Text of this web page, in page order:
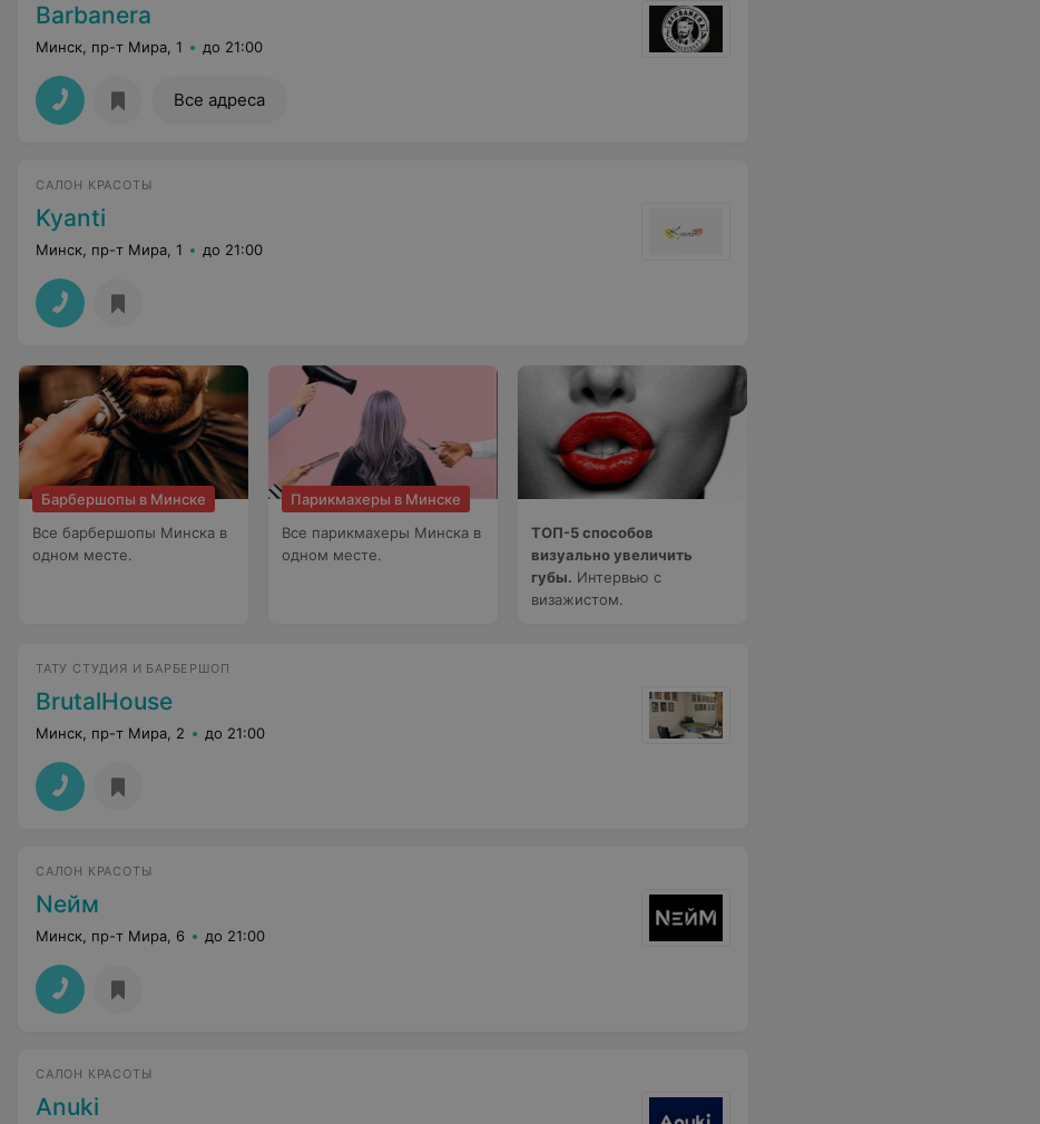
Barbanera
Минск, пр-т Мира, 1 до 21:00
Все адреса
САЛОН КРАСОТЫ
Kyanti
Минск, пр-т Мира, 1 до 21:00
Барбершопы в Минске
Все барбершопы Минска в
одном месте.
Парикмахеры в Минске
Все парикмахеры Минска в
одном месте.
ТОП-5 способов
визуально увеличить
губы. Интервью с
визажистом.
ТАТУ СТУДИЯ И БАРБЕРШОП
BrutalHouse
Минск, пр-т Мира, 2 до 21:00
САЛОН КРАСОТЫ
Nейм
Минск, пр-т Мира, 6 до 21:00
САЛОН КРАСОТЫ
Anuki